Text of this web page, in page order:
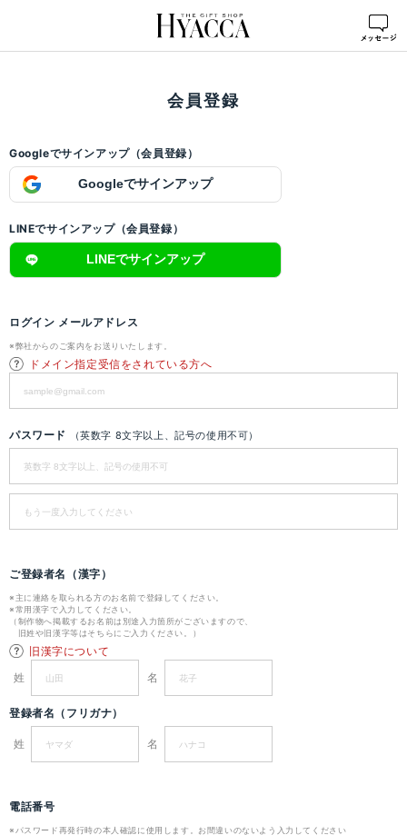
会員登録
会員登録
Googleでサインアップ（会員登録）
Googleでサインアップ
LINEでサインアップ（会員登録）
LINEでサインアップ
ログイン メールアドレス
※弊社からのご案内をお送りいたします。
ドメイン指定受信をされている方へ
パスワード （英数字 8文字以上、記号の使用不可）
ご登録者名（漢字）
※主に連絡を取られる方のお名前で登録してください。
※常用漢字で入力してください。
（制作物へ掲載するお名前は別途入力箇所がございますので、
旧姓や旧漢字等はそちらにご入力ください。）
旧漢字について
姓
名
登録者名（フリガナ）
姓 名
電話番号
※パスワード再発行時の本人確認に使用します。お間違いのないよう入力してください